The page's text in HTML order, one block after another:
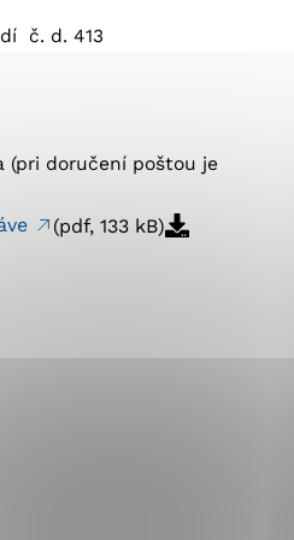
č. d. 413
(pri doručení poštou je
(pdf, 133 kB)